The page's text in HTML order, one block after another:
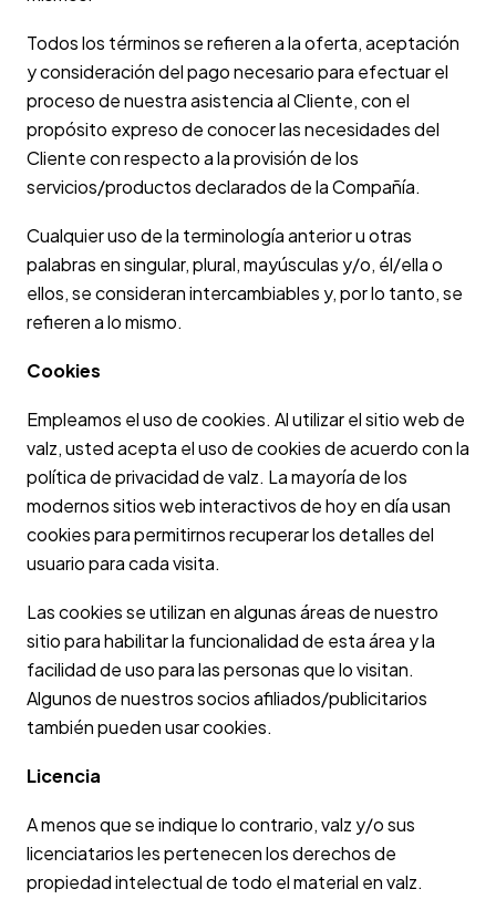
Todos los términos se refieren a la oferta, aceptación
y consideración del pago necesario para efectuar el
proceso de nuestra asistencia al Cliente, con el
propósito expreso de conocer las necesidades del
Cliente con respecto a la provisión de los
servicios/productos declarados de la Compañía.
Cualquier uso de la terminología anterior u otras
palabras en singular, plural, mayúsculas y/o, él/ella o
ellos, se consideran intercambiables y, por lo tanto, se
refieren a lo mismo.
Cookies
Empleamos el uso de cookies. Al utilizar el sitio web de
valz, usted acepta el uso de cookies de acuerdo con la
política de privacidad de valz. La mayoría de los
modernos sitios web interactivos de hoy en día usan
cookies para permitirnos recuperar los detalles del
usuario para cada visita.
Las cookies se utilizan en algunas áreas de nuestro
sitio para habilitar la funcionalidad de esta área y la
facilidad de uso para las personas que lo visitan.
Algunos de nuestros socios afiliados/publicitarios
también pueden usar cookies.
Licencia
A menos que se indique lo contrario, valz y/o sus
licenciatarios les pertenecen los derechos de
propiedad intelectual de todo el material en valz.